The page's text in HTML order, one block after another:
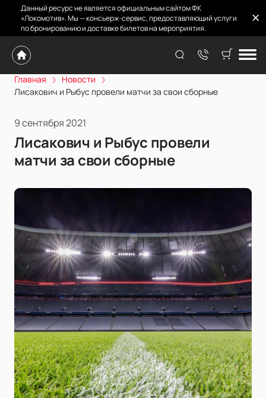
Данный ресурс не является официальным сайтом ФК
«Локомотив». Мы — консьерж-сервис, предоставляющий услуги
по бронированию и доставке билетов на мероприятия.
Главная
Новости
Лисакович и Рыбус провели матчи за свои сборные
9 сентября 2021
Лисакович и Рыбус провели
матчи за свои сборные